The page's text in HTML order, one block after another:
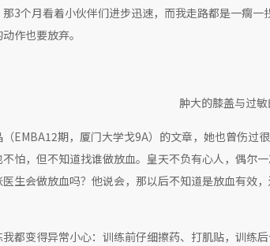
3个月看着小伙伴们进步迅速，而我走路都是一瘸
作也要放弃。
肿大的膝盖与过
EMBA12期，厦门大学戈9A）的文章，她也曾伤过
怕，但不知道找谁做放血。皇天不负有心人，偶尔
生会做放血吗？他说会，那以后不知道是放血有效
都变得异常小心：训练前仔细擦药、打肌贴，训练